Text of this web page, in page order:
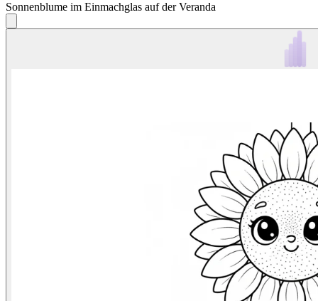
Sonnenblume im Einmachglas auf der Veranda